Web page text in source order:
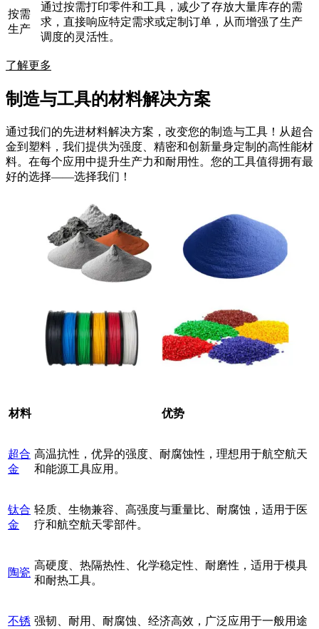
按需
生产
通过按需打印零件和工具，减少了存放大量库存的需
求，直接响应特定需求或定制订单，从而增强了生产
调度的灵活性。
了解更多
制造与工具的材料解决方案
通过我们的先进材料解决方案，改变您的制造与工具！从超合
金到塑料，我们提供为强度、精密和创新量身定制的高性能材
料。在每个应用中提升生产力和耐用性。您的工具值得拥有最
好的选择——选择我们！
材料 优势
超合
金
高温抗性，优异的强度、耐腐蚀性，理想用于航空航天
和能源工具应用。
钛合
金
轻质、生物兼容、高强度与重量比、耐腐蚀，适用于医
疗和航空航天零部件。
陶瓷
高硬度、热隔热性、化学稳定性、耐磨性，适用于模具
和耐热工具。
不锈 强韧、耐用、耐腐蚀、经济高效，广泛应用于一般用途